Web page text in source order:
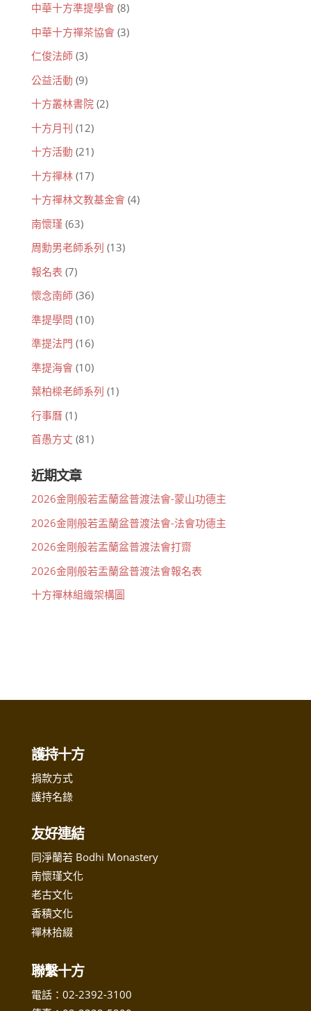
中華十方準提學會(8)
中華十方禪茶協會(3)
仁俊法師(3)
公益活動 (9)
十方叢林書院(2)
十方月刊 (12)
十方活動 (21)
十方禪林(17)
十方禪林文教基金會(4)
南懷瑾(63)
周勳男老師系列 (13)
報名表 (7)
懷念南師(36)
準提學問 (10)
準提法門 (16)
準提海會(10)
葉柏樑老師系列 (1)
行事曆(1)
首愚方丈 (81)
近期文章
2026金剛般若盂蘭盆普渡法會-蒙山功德主
2026金剛般若盂蘭盆普渡法會-法會功德主
2026金剛般若盂蘭盆普渡法會打齋
2026金剛般若盂蘭盆普渡法會報名表
十方禪林組織架構圖
護持十方
捐款方式
護持名錄
友好連結
同淨蘭若 Bodhi Monastery
南懷瑾文化
老古文化
香積文化
禪林拾綴
聯繫十方
電話： 02-2392-3100